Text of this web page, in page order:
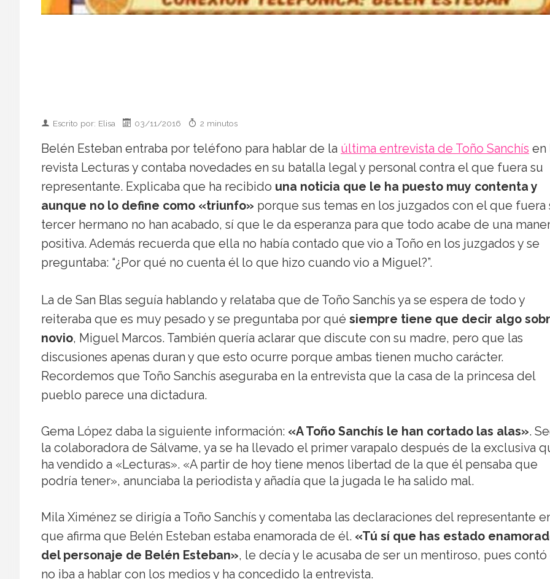
Escrito por: Elisa 03/11/2016 2 minutos
Belén Esteban entraba por teléfono para hablar de la última entrevista de Toño Sanchís en
revista Lecturas y contaba novedades en su batalla legal y personal contra el que fuera su
representante. Explicaba que ha recibido una noticia que le ha puesto muy contenta y
aunque no lo define como «triunfo» porque sus temas en los juzgados con el que fuera
tercer hermano no han acabado, sí que le da esperanza para que todo acabe de una
positiva. Además recuerda que ella no había contado que vio a Toño en los juzgados y se
preguntaba: “¿Por qué no cuenta él lo que hizo cuando vio a Miguel?”.
La de San Blas seguía hablando y relataba que de Toño Sanchís ya se espera de todo y
reiteraba que es muy pesado y se preguntaba por qué siempre tiene que decir algo
novio, Miguel Marcos. También quería aclarar que discute con su madre, pero que las
discusiones apenas duran y que esto ocurre porque ambas tienen mucho carácter.
Recordemos que Toño Sanchís aseguraba en la entrevista que la casa de la princesa del
pueblo parece una dictadura.
Gema López daba la siguiente información: «A Toño Sanchís le han cortado las alas».
la colaboradora de Sálvame, ya se ha llevado el primer varapalo después de la exclusiva
ha vendido a «Lecturas». «A partir de hoy tiene menos libertad de la que él pensaba que
podría tener», anunciaba la periodista y añadía que la jugada le ha salido mal.
Mila Ximénez se dirigía a Toño Sanchís y comentaba las declaraciones del representante
que afirma que Belén Esteban estaba enamorada de él. «Tú sí que has estado
del personaje de Belén Esteban», le decía y le acusaba de ser un mentiroso, pues
no iba a hablar con los medios y ha concedido la entrevista.